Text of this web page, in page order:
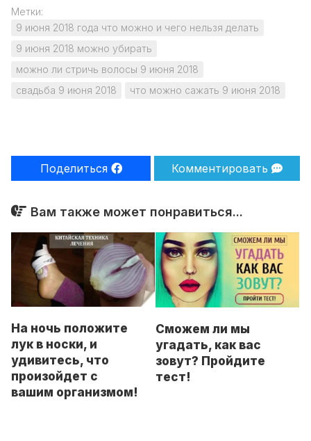
Метки:
9 июня 2018 года что можно и чего нельзя делать
9 июня 2018 можно убирать
можно ли стричь волосы 9 июня 2018
свадьба 9 июня 2018
что можно сажать 9 июня 2018
Поделиться Комментировать
Вам также может понравиться...
На ночь положите
лук в носки, и
удивитесь, что
произойдет с
вашим организмом!
Сможем ли мы
угадать, как вас
зовут? Пройдите
тест!